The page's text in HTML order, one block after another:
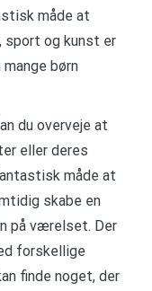
måde at
sport og kunst er
børn
du overveje at
eller deres
måde at
skabe en
på værelset. Der
forskellige
finde noget, der